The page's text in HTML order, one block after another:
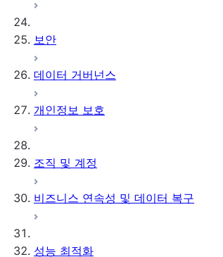
보안
데이터 거버넌스
개인정보 보호
조직 및 계정
비즈니스 연속성 및 데이터 복구
성능 최적화